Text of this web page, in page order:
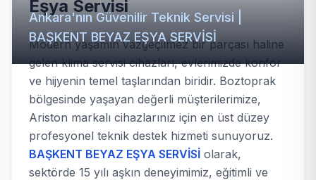
Ankara'nın Güvenilir Teknik Servisi |
BAŞKENT BEYAZ EŞYA SERVİSİ
Eşya Servisi
Modern yaşamın vazgeçilmez bir parçası haline
gelen klima servisi cihazları, evlerimizde konfor
ve hijyenin temel taşlarından biridir. Boztoprak
bölgesinde yaşayan değerli müşterilerimize,
Ariston markalı cihazlarınız için en üst düzey
profesyonel teknik destek hizmeti sunuyoruz.
BAŞKENT BEYAZ EŞYA SERVİSİ olarak,
sektörde 15 yılı aşkın deneyimimiz, eğitimli ve